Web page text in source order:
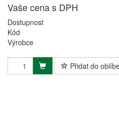
Vaše cena s DPH
Dostupnost
Kód
Výrobce
Přidat do